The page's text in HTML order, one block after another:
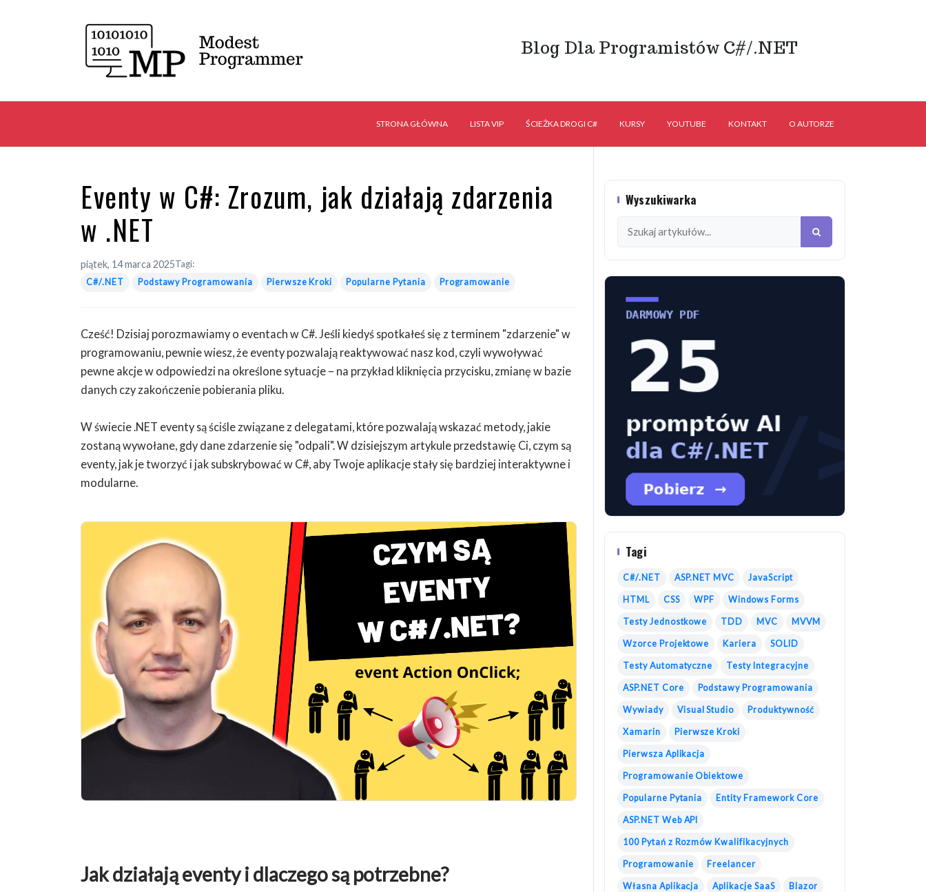
Blog Dla Programistów C#/.NET
STRONA GŁÓWNA LISTA VIP ŚCIEŻKA DROGI C# KURSY YOUTUBE KONTAKT O AUTORZE
Eventy w C#: Zrozum, jak działają zdarzenia
w .NET
piątek, 14 marca 2025Tagi:
C#/.NET Podstawy Programowania Pierwsze Kroki Popularne Pytania Programowanie
Cześć! Dzisiaj porozmawiamy o eventach w C#. Jeśli kiedyś spotkałeś się z terminem "zdarzenie" w
programowaniu, pewnie wiesz, że eventy pozwalają reaktywować nasz kod, czyli wywoływać
pewne akcje w odpowiedzi na określone sytuacje – na przykład kliknięcia przycisku, zmianę w bazie
danych czy zakończenie pobierania pliku.
W świecie .NET eventy są ściśle związane z delegatami, które pozwalają wskazać metody, jakie
zostaną wywołane, gdy dane zdarzenie się "odpali". W dzisiejszym artykule przedstawię Ci, czym są
eventy, jak je tworzyć i jak subskrybować w C#, aby Twoje aplikacje stały się bardziej interaktywne i
modularne.
Jak działają eventy i dlaczego są potrzebne?
Wyszukiwarka
Tagi
C#/.NET ASP.NET MVC JavaScript
HTML CSS WPF Windows Forms
Testy Jednostkowe TDD MVC MVVM
Wzorce Projektowe Kariera SOLID
Testy Automatyczne Testy Integracyjne
ASP.NET Core Podstawy Programowania
Wywiady Visual Studio Produktywność
Xamarin Pierwsze Kroki
Pierwsza Aplikacja
Programowanie Obiektowe
Popularne Pytania Entity Framework Core
ASP.NET Web API
100 Pytań z Rozmów Kwalifikacyjnych
Programowanie Freelancer
Własna Aplikacja Aplikacje SaaS Blazor